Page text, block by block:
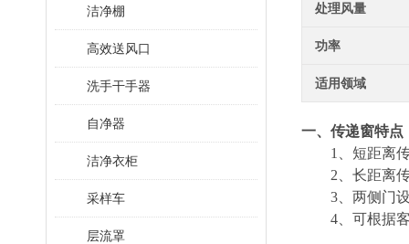
洁净棚
高效送风口
洗手干手器
自净器
洁净衣柜
采样车
层流罩
处理风量
功率
适用领域
一、传递窗特点
1、短距离传
2、长距离传
3、两侧门设
4、可根据客